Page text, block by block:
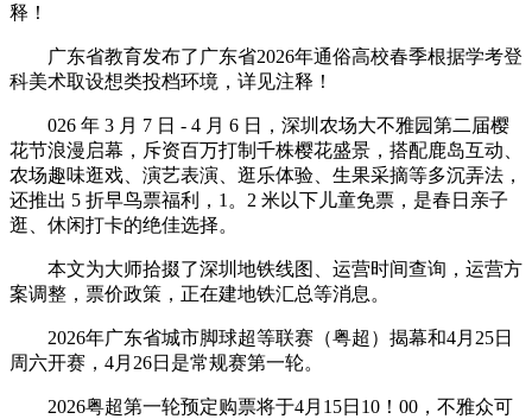
释！
广东省教育发布了广东省2026年通俗高校春季根据学考登
科美术取设想类投档环境，详见注释！
026 年 3 月 7 日 - 4 月 6 日，深圳农场大不雅园第二届樱
花节浪漫启幕，斥资百万打制千株樱花盛景，搭配鹿岛互动、
农场趣味逛戏、演艺表演、逛乐体验、生果采摘等多沉弄法，
还推出 5 折早鸟票福利，1。2 米以下儿童免票，是春日亲子
逛、休闲打卡的绝佳选择。
本文为大师拾掇了深圳地铁线图、运营时间查询，运营方
案调整，票价政策，正在建地铁汇总等消息。
2026年广东省城市脚球超等联赛（粤超）揭幕和4月25日
周六开赛，4月26日是常规赛第一轮。
2026粤超第一轮预定购票将于4月15日10！00，不雅众可